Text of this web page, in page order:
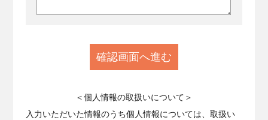
＜個人情報の取扱いについて＞
入力いただいた情報のうち個人情報については、取扱い